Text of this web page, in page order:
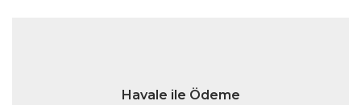
Havale ile Ödeme